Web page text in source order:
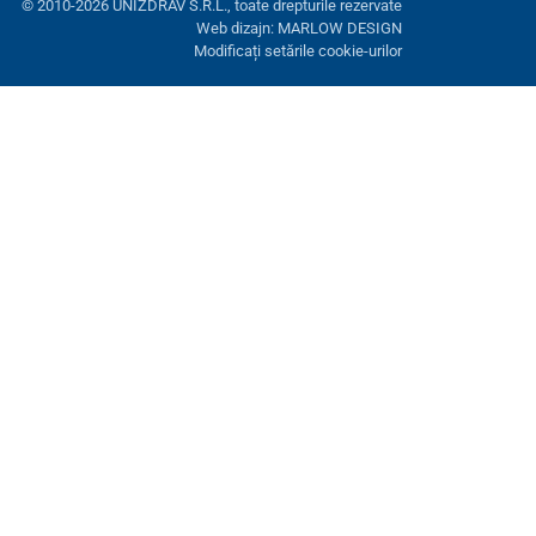
© 2010-2026 UNIZDRAV S.R.L., toate drepturile rezervate
Web dizajn: MARLOW DESIGN
Modificați setările cookie-urilor